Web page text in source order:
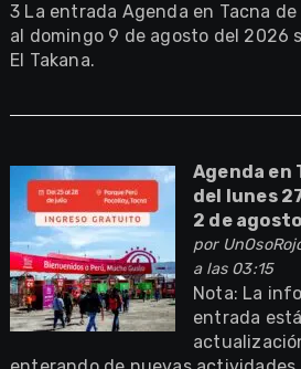
3 La entrada Agenda en Tacna
al domingo 9 de agosto del 2026
El Takana.
Agenda en
del lunes
2 de
por
a las 03:15
Nota: La
entrada